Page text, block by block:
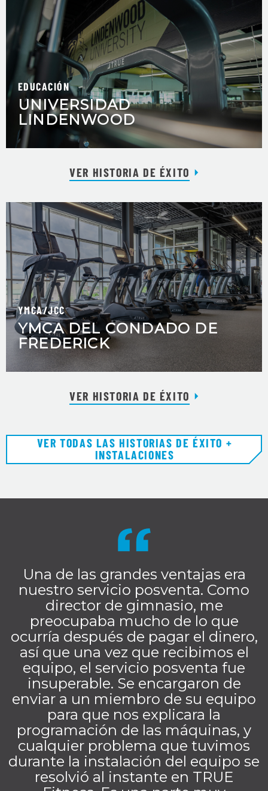
EDUCACIÓN
UNIVERSIDAD
LINDENWOOD
VER HISTORIA DE ÉXITO
YMCA/JCC
YMCA DEL CONDADO DE
FREDERICK
VER HISTORIA DE ÉXITO
VER TODAS LAS HISTORIAS DE ÉXITO +
INSTALACIONES
Una de las grandes ventajas era
nuestro servicio posventa. Como
director de gimnasio, me
preocupaba mucho de lo que
ocurría después de pagar el dinero,
así que una vez que recibimos el
equipo, el servicio posventa fue
insuperable. Se encargaron de
enviar a un miembro de su equipo
para que nos explicara la
programación de las máquinas, y
cualquier problema que tuvimos
durante la instalación del equipo se
resolvió al instante en TRUE